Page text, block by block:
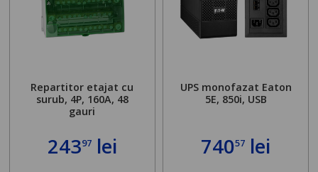
Repartitor etajat cu
surub, 4P, 160A, 48
gauri
24397lei
UPS monofazat Eaton
5E, 850i, USB
74057 lei